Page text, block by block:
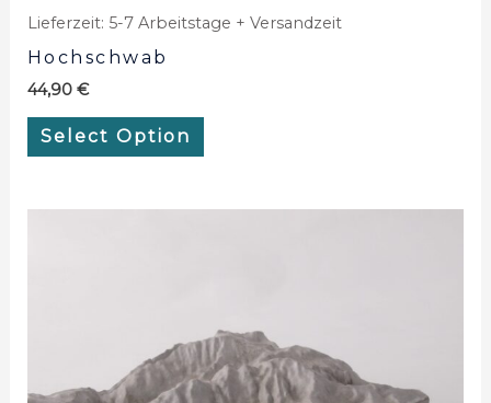
Lieferzeit: 5-7 Arbeitstage + Versandzeit
Hochschwab
44,90 €
Select Option